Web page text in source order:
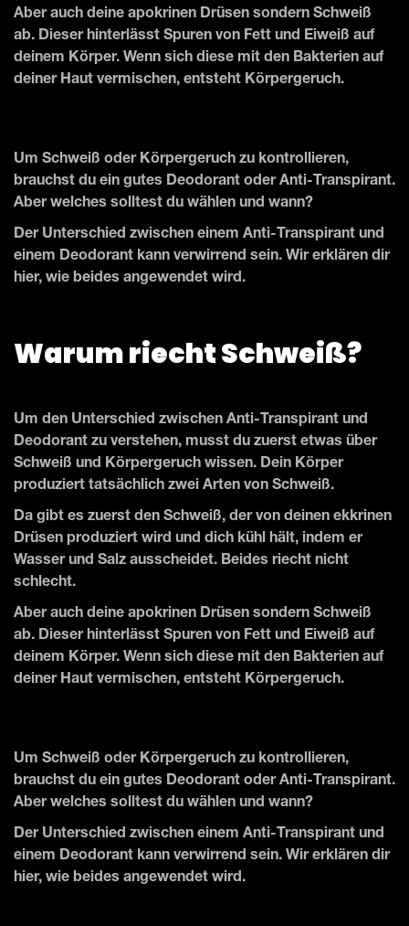
Aber auch deine apokrinen Drüsen sondern Schweiß
ab. Dieser hinterlässt Spuren von Fett und Eiweiß auf
deinem Körper. Wenn sich diese mit den Bakterien auf
deiner Haut vermischen, entsteht Körpergeruch.
Um Schweiß oder Körpergeruch zu kontrollieren,
brauchst du ein gutes Deodorant oder Anti-Transpirant.
Aber welches solltest du wählen und wann?
Der Unterschied zwischen einem Anti-Transpirant und
einem Deodorant kann verwirrend sein. Wir erklären dir
hier, wie beides angewendet wird.
Warum riecht Schweiß?
Um den Unterschied zwischen Anti-Transpirant und
Deodorant zu verstehen, musst du zuerst etwas über
Schweiß und Körpergeruch wissen. Dein Körper
produziert tatsächlich zwei Arten von Schweiß.
Da gibt es zuerst den Schweiß, der von deinen ekkrinen
Drüsen produziert wird und dich kühl hält, indem er
Wasser und Salz ausscheidet. Beides riecht nicht
schlecht.
Aber auch deine apokrinen Drüsen sondern Schweiß
ab. Dieser hinterlässt Spuren von Fett und Eiweiß auf
deinem Körper. Wenn sich diese mit den Bakterien auf
deiner Haut vermischen, entsteht Körpergeruch.
Um Schweiß oder Körpergeruch zu kontrollieren,
brauchst du ein gutes Deodorant oder Anti-Transpirant.
Aber welches solltest du wählen und wann?
Der Unterschied zwischen einem Anti-Transpirant und
einem Deodorant kann verwirrend sein. Wir erklären dir
hier, wie beides angewendet wird.